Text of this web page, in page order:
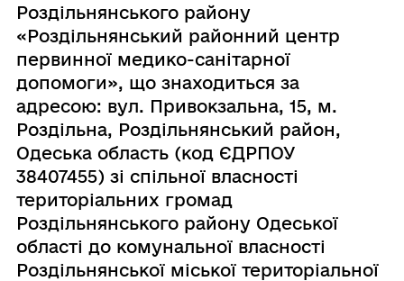
Роздільнянського району
«Роздільнянський районний центр
первинної медико-санітарної
допомоги», що знаходиться за
адресою: вул. Привокзальна, 15, м.
Роздільна, Роздільнянський район,
Одеська область (код ЄДРПОУ
38407455) зі спільної власності
територіальних громад
Роздільнянського району Одеської
області до комунальної власності
Роздільнянської міської територіальної